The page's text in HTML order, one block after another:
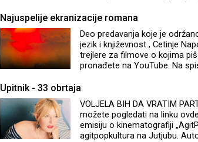
začeća njene emisije.
Najuspelije ekranizacije romana
Deo predavanja koje je
jezik i književnost , Cetinje
trejlere za filmove o kojima
pronađete na YouTube. Na
pripreme scenarija, a
Upitnik - 33 obrtaja
VOLJELA BIH DA VRATIM
možete pogledati na linku
emisiju o kinematografiji
agitpopkultura na Jutjubu.